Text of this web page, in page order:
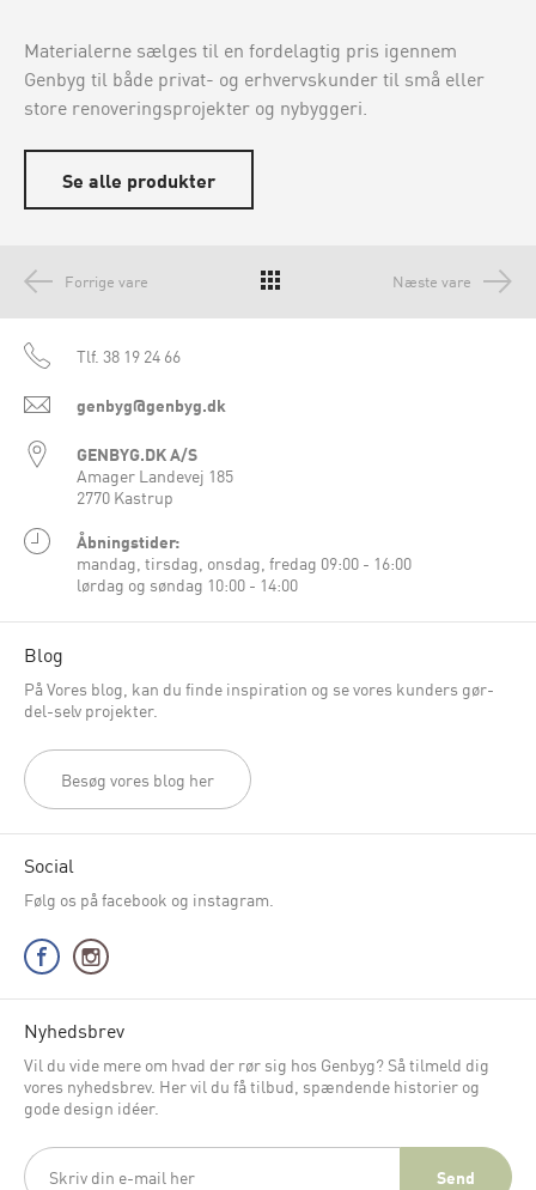
Materialerne sælges til en fordelagtig pris igennem
Genbyg til både privat- og erhvervskunder til små eller
store renoveringsprojekter og nybyggeri.
Se alle produkter
Forrige vare Næste vare
Tlf. 38 19 24 66
genbyg@genbyg.dk
GENBYG.DK A/S
Amager Landevej 185
2770 Kastrup
Åbningstider:
mandag, tirsdag, onsdag, fredag 09:00 - 16:00
lørdag og søndag 10:00 - 14:00
Blog
På Vores blog, kan du finde inspiration og se vores kunders gør-
del-selv projekter.
Besøg vores blog her
Social
Følg os på facebook og instagram.
Nyhedsbrev
Vil du vide mere om hvad der rør sig hos Genbyg? Så tilmeld dig
vores nyhedsbrev. Her vil du få tilbud, spændende historier og
gode design idéer.